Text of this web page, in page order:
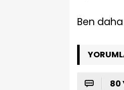
Ben
80